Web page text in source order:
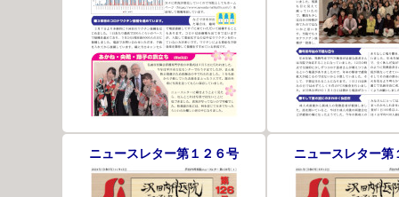
ニュースレター第１２６号 ニュースレター第